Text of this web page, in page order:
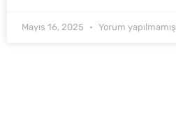
Mayıs 16, 2025 Yorum yapılmamış